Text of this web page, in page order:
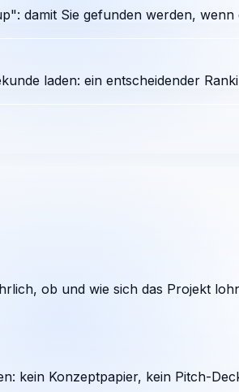
damit Sie gefunden werden, wenn
laden: ein entscheidender
ob und wie sich das Projekt
kein Konzeptpapier, kein Pitch-